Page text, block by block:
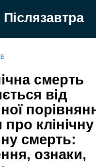
Післязавтра
смерть
від
клінічну
смерть:
ознаки,